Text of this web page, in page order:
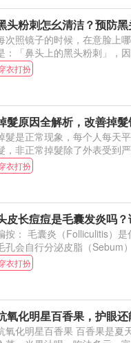
头粉刺怎幺清洁？预防
次照镜子的时候，在意脸上
：「鼻头上的黑头粉刺」，
衣打扮
髮原因全解析，改善掉
髮是正常现象，每个人每天
，非正常掉髮除了外表受到
衣打扮
皮长痘痘是毛囊发炎吗
按： 毛囊炎（Folliculitis）
孔会自行分泌皮脂（Sebum
衣打扮
氧化明星百香果，护眼
星百香果 百香果是夏天盛产的水果，酸甜多汁，除可与一般水果一样直接吃 外，也可